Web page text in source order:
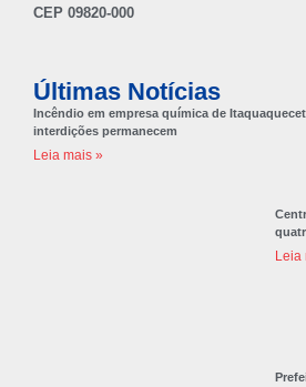
CEP 09820-000
Últimas Notícias
Incêndio em empresa química de
interdições permanecem
Leia mais »
Leia